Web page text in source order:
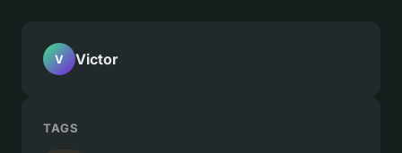
V Victor
TAGS